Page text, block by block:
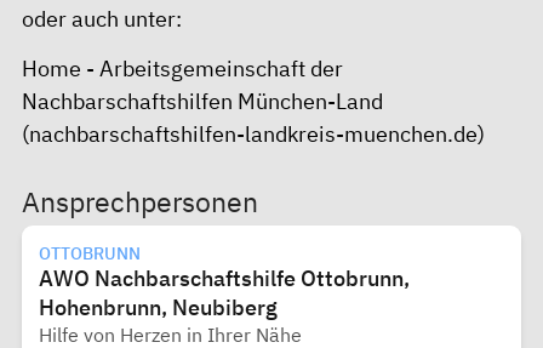
oder auch unter:
Home - Arbeitsgemeinschaft der
Nachbarschaftshilfen München-Land
(nachbarschaftshilfen-landkreis-muenchen.de)
Ansprechpersonen
OTTOBRUNN
AWO Nachbarschaftshilfe Ottobrunn,
Hohenbrunn, Neubiberg
Hilfe von Herzen in Ihrer Nähe